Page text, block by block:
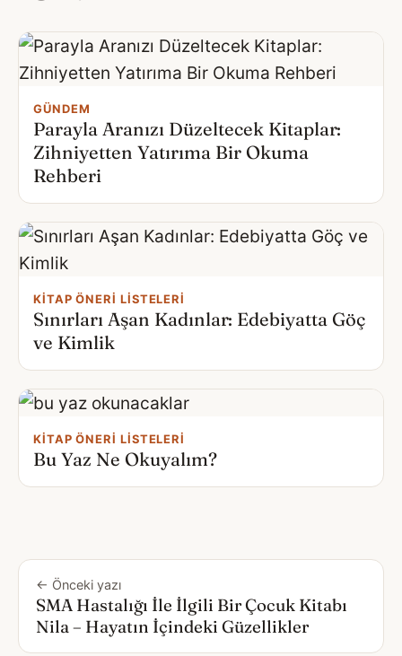
GÜNDEM
Parayla Aranızı Düzeltecek Kitaplar:
Zihniyetten Yatırıma Bir Okuma
Rehberi
KITAP ÖNERI LISTELERI
Sınırları Aşan Kadınlar: Edebiyatta Göç
ve Kimlik
KITAP ÖNERI LISTELERI
Bu Yaz Ne Okuyalım?
← Önceki yazı
SMA Hastalığı İle İlgili Bir Çocuk Kitabı
Nila – Hayatın İçindeki Güzellikler